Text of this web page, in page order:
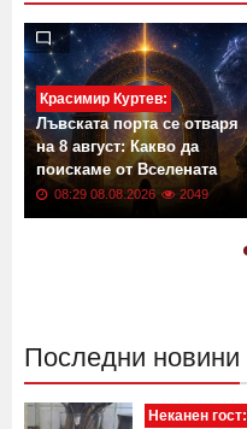
Красимир Куртев:
Лъвската порта се отваря
на 8 август: Какво да
поискаме от Вселената
08:29 08.08.2026 2049
Последни новини
Неканен гост: